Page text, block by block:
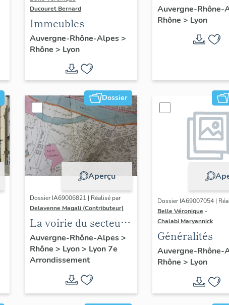
Ducouret Bernard
Immeubles
Auvergne-Rhône-Alpes>
Rhône > Lyon
quartier Saint-
Auvergne-Rhône-
Rhône > Lyon
Dossier
Aperçu
Dossier IA69006821 | Réalisé par
Delavenne Magali (Contributeur)
La voirie du secteur
d'étude "Saint-
André" (Lyon 7e)
Auvergne-Rhône-Alpes>
Rhône > Lyon> Lyon 7e
Arrondissement
Dossier IA69007054 |
Belle Véronique -
Chalabi Maryannick
Généralités
Auvergne-Rhône-
Rhône > Lyon